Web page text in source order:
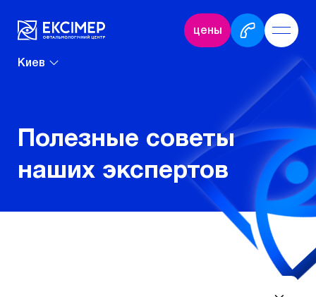
цены
Киев
Полезные советы
наших экспертов